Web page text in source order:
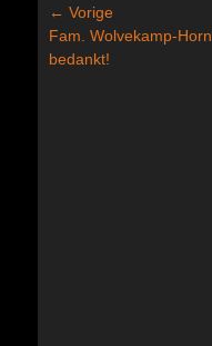
Bericht
navigatie
← Vorige
Vorig
bericht:
Fam. Wolvekamp-Horn
bedankt!